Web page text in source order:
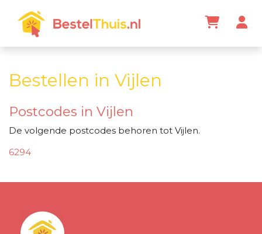
Bestellen in Vijlen
Postcodes in Vijlen
De volgende postcodes behoren tot Vijlen.
6294